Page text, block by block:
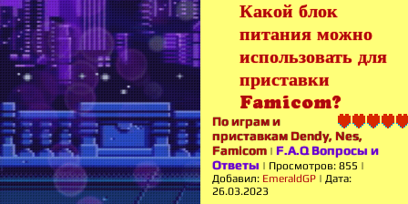
Какой блок
питания можно
использовать для
приставки
Famicom?
По играм и
приставкам Dendy, Nes,
Famicom | F.A.Q Вопросы и
Ответы | Просмотров: 855 |
Добавил: EmeraldGP | Дата:
26.03.2023